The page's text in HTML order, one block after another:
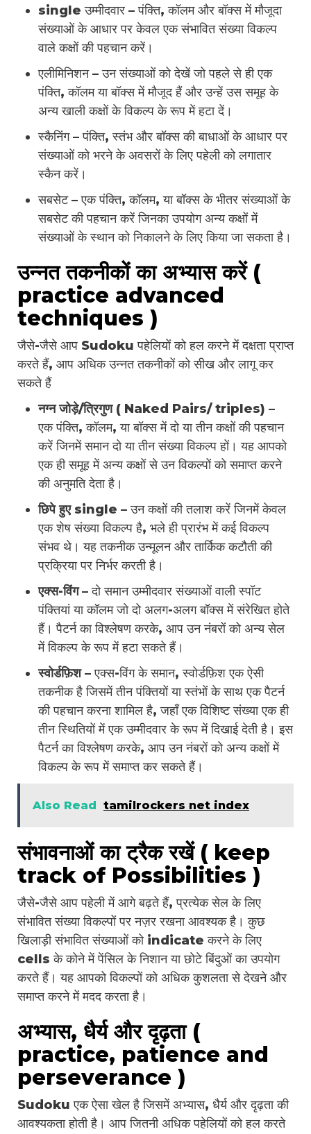
single उम्मीदवार – पंक्ति, कॉलम और बॉक्स में मौजूदा
संख्याओं के आधार पर केवल एक संभावित संख्या विकल्प
वाले कक्षों की पहचान करें।
एलीमिनिशन – उन संख्याओं को देखें जो पहले से ही एक
पंक्ति, कॉलम या बॉक्स में मौजूद हैं और उन्हें उस समूह के
अन्य खाली कक्षों के विकल्प के रूप में हटा दें।
स्कैनिंग – पंक्ति, स्तंभ और बॉक्स की बाधाओं के आधार पर
संख्याओं को भरने के अवसरों के लिए पहेली को लगातार
स्कैन करें।
सबसेट – एक पंक्ति, कॉलम, या बॉक्स के भीतर संख्याओं के
सबसेट की पहचान करें जिनका उपयोग अन्य कक्षों में
संख्याओं के स्थान को निकालने के लिए किया जा सकता है।
उन्नत तकनीकों का अभ्यास करें (
practice advanced
techniques )
जैसे-जैसे आप Sudoku पहेलियों को हल करने में दक्षता प्राप्त
करते हैं, आप अधिक उन्नत तकनीकों को सीख और लागू कर
सकते हैं
नग्न जोड़े/त्रिगुण( Naked Pairs/ triples) –
एक पंक्ति, कॉलम, या बॉक्स में दो या तीन कक्षों की पहचान
करें जिनमें समान दो या तीन संख्या विकल्प हों। यह आपको
एक ही समूह में अन्य कक्षों से उन विकल्पों को समाप्त करने
की अनुमति देता है।
छिपे हुए single –उन कक्षों की तलाश करें जिनमें केवल
एक शेष संख्या विकल्प है, भले ही प्रारंभ में कई विकल्प
संभव थे। यह तकनीक उन्मूलन और तार्किक कटौती की
प्रक्रिया पर निर्भर करती है।
एक्स-विंग –दो समान उम्मीदवार संख्याओं वाली स्पॉट
पंक्तियां या कॉलम जो दो अलग-अलग बॉक्स में संरेखित होते
हैं। पैटर्न का विश्लेषण करके, आप उन नंबरों को अन्य सेल
में विकल्प के रूप में हटा सकते हैं।
स्वोर्डफ़िश –एक्स-विंग के समान, स्वोर्डफ़िश एक ऐसी
तकनीक है जिसमें तीन पंक्तियों या स्तंभों के साथ एक पैटर्न
की पहचान करना शामिल है, जहाँ एक विशिष्ट संख्या एक ही
तीन स्थितियों में एक उम्मीदवार के रूप में दिखाई देती है। इस
पैटर्न का विश्लेषण करके, आप उन नंबरों को अन्य कक्षों में
विकल्प के रूप में समाप्त कर सकते हैं।
Also Read tamilrockers net index
संभावनाओं का ट्रैक रखें ( keep
track of Possibilities )
जैसे-जैसे आप पहेली में आगे बढ़ते हैं, प्रत्येक सेल के लिए
संभावित संख्या विकल्पों पर नज़र रखना आवश्यक है। कुछ
खिलाड़ी संभावित संख्याओं को indicate करने के लिए
cells के कोने में पेंसिल के निशान या छोटे बिंदुओं का उपयोग
करते हैं। यह आपको विकल्पों को अधिक कुशलता से देखने और
समाप्त करने में मदद करता है।
अभ्यास, धैर्य और दृढ़ता (
practice, patience and
perseverance )
Sudoku एक ऐसा खेल है जिसमें अभ्यास, धैर्य और दृढ़ता की
आवश्यकता होती है। आप जितनी अधिक पहेलियों को हल करते